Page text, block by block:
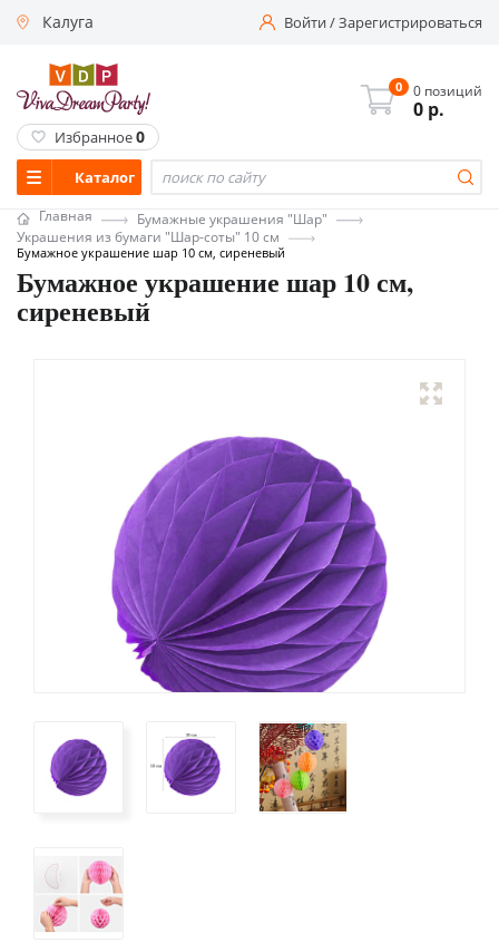
Калуга Войти/Зарегистрироваться
Каталог
0 0 позиций
0 р.
Избранное0
Главная
Бумажные украшения "Шар"
Украшения из бумаги "Шар-соты" 10 см
Бумажное украшение шар 10 см, сиреневый
Бумажное украшение шар 10 см,
сиреневый